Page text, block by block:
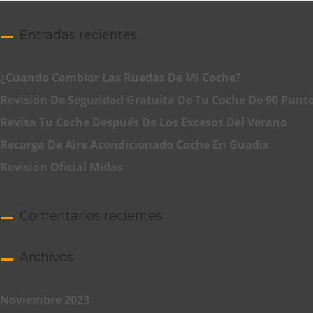
Entradas recientes
¿Cuando Cambiar Las Ruedas De Mi Coche?
Revisión De Seguridad Gratuita De Tu Coche De 90
Revisa Tu Coche Después De Los Excesos Del Verano
Recarga De Aire Acondicionado Coche En Guadix
Revisión Oficial Midas
Comentarios recientes
Archivos
Noviembre 2023